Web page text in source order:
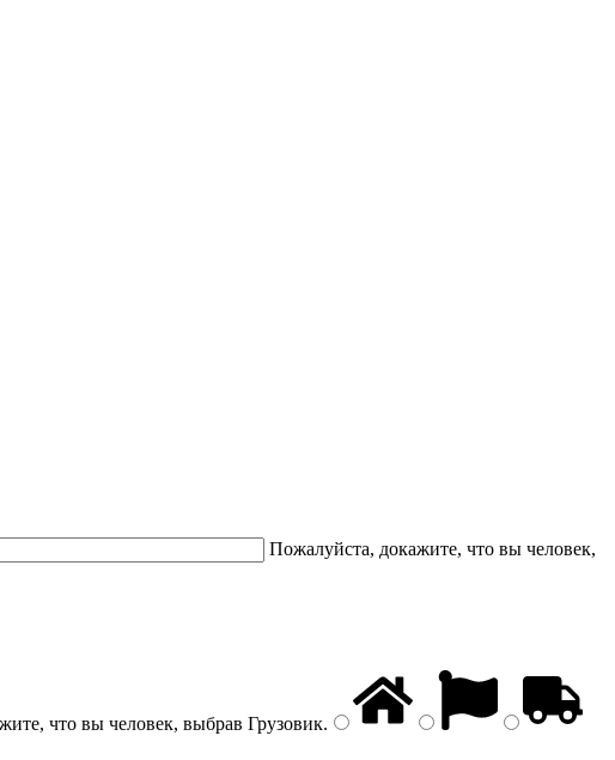
Пожалуйста, докажите, что вы человек,
что вы человек, выбрав Грузовик.